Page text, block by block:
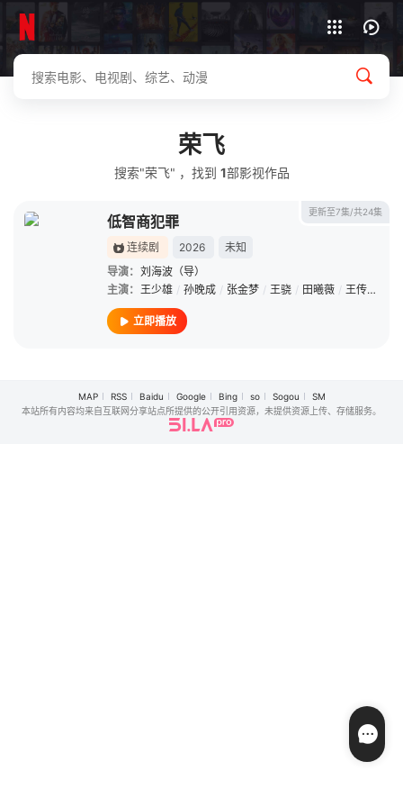
荣飞
搜索"荣飞" ，找到 1部影视作品
更新至7集/共24集
低智商犯罪
连续剧 2026
未知
导演： 刘海波（导）
主演： 王少雄 / 孙晚成 / 张金梦 / 王骁 / 田曦薇 / 王传君
立即播放
MAP RSS Baidu Google Bing so Sogou
SM
本站所有内容均来自互联网分享站点所提供的公开引用资源，未提供资源上传、存储服务。